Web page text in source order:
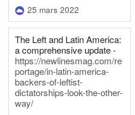
25 mars 2022
The Left and Latin America:
a comprehensive update -
https://newlinesmag.com/re
portage/in-latin-america-
backers-of-leftist-
dictatorships-look-the-other-
way/